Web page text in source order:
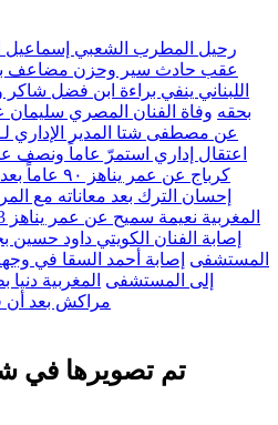
رحيل المطرب الشعبي إسماعيل
عقب حادث سير وحزن مضاعف
اللبناني ينفي براءة ابن فضل شاكر
بحقه وفاة الفنان المصري سليمان
عن مصطفى شتا المدير الإداري
اعتقال إداري استمرّ عاماً ونصف
كرباج عن عمر يناهز ٩٠ عاماً بعد صراع مع المرض
إحسان الترك بعد معاناته مع
المغربية نعيمة سميح عن عمر يناهز 73 عاماً بعد مسيرة فنية حافلة
إصابة الفنان الكويتي داود حسين
المستشفى
إلى المستشفى المغربية
مراكش بعد أن قضت
تم تصويرها في